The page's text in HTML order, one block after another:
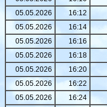
05.05.2026
16:12
05.05.2026
16:14
05.05.2026
16:16
05.05.2026
16:18
05.05.2026
16:20
05.05.2026
16:22
05.05.2026
16:24